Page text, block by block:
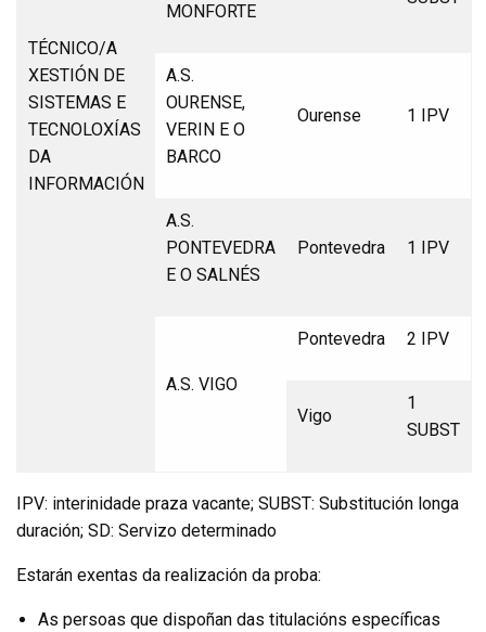
TÉCNICO/A
XESTIÓN DE
SISTEMAS E
TECNOLOXÍAS
DA
INFORMACIÓN
MONFORTE
A.S.
OURENSE,
VERIN E O
BARCO
Ourense 1 IPV
A.S.
PONTEVEDRA
E O SALNÉS
Pontevedra 1 IPV
A.S. VIGO
Pontevedra 2 IPV
Vigo
1
SUBST
IPV: interinidade praza vacante; SUBST: Substitución longa
duración; SD: Servizo determinado
Estarán exentas da realización da proba:
As persoas que dispoñan das titulacións específicas